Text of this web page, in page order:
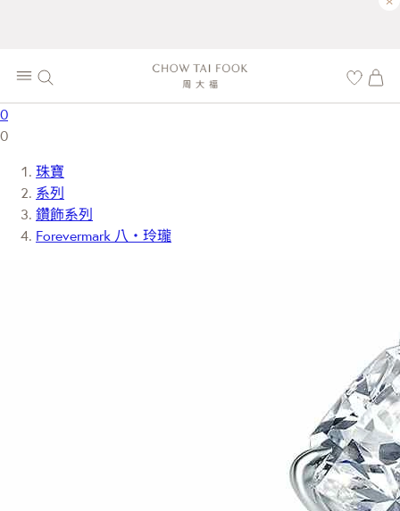
0
0
珠寶
系列
鑽飾系列
Forevermark 八‧玲瓏